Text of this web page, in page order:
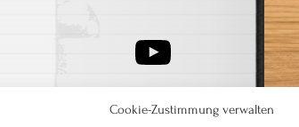
Cookie-Zustimmung verwalten
YouTube